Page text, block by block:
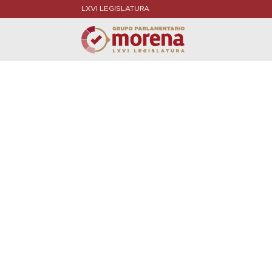
LXVI LEGISLATURA